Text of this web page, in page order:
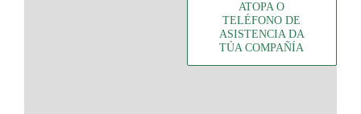
ATOPA O
TELÉFONO DE
ASISTENCIA DA
TÚA COMPAÑÍA